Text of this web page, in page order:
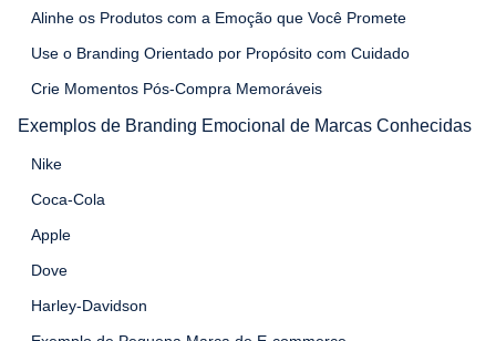
Alinhe os Produtos com a Emoção que Você Promete
Use o Branding Orientado por Propósito com Cuidado
Crie Momentos Pós-Compra Memoráveis
Exemplos de Branding Emocional de Marcas Conhecidas
Nike
Coca-Cola
Apple
Dove
Harley-Davidson